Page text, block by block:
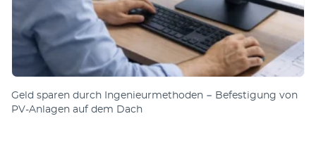
Geld sparen durch Ingenieurmethoden − Befestigung von
PV-Anlagen auf dem Dach